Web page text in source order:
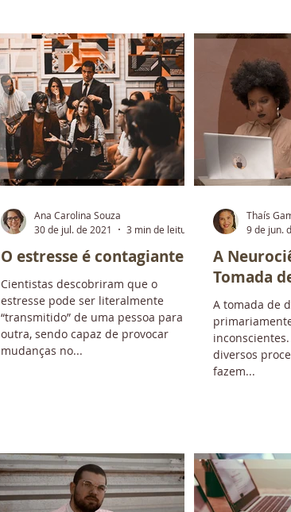
O estresse é contagiante
Cientistas descobriram que o
estresse pode ser literalmente
“transmitido” de uma pessoa para a
outra, sendo capaz de provocar
mudanças no...
Ana Carolina Souza
30 de jul. de 2021
3 min de leitura
A
Tomada
A tomada de
diversos
fazem...
Thaís
9 de jun.